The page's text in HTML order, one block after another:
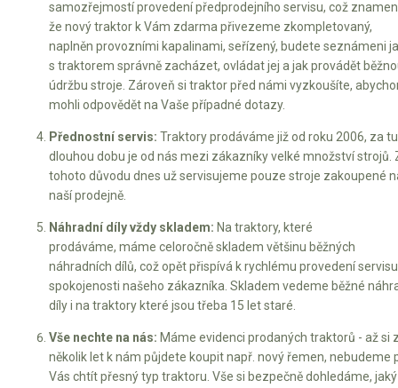
samozřejmostí provedení předprodejního servisu, což
že nový traktor k Vám zdarma přivezeme zkompletovaný,
naplněn provozními kapalinami, seřízený, budete seznámeni
s traktorem správně zacházet, ovládat jej a jak provádět
údržbu stroje. Zároveň si traktor před námi vyzkoušíte,
mohli odpovědět na Vaše případné dotazy.
Přednostní servis: Traktory prodáváme již od roku 2006, za
dlouhou dobu je od nás mezi zákazníky velké množství strojů.
tohoto důvodu dnes už servisujeme pouze stroje zakoupené
naší prodejně.
Náhradní díly vždy skladem: Na traktory, které
prodáváme, máme celoročně skladem většinu běžných
náhradních dílů, což opět přispívá k rychlému provedení
spokojenosti našeho zákazníka. Skladem vedeme běžné
díly i na traktory které jsou třeba 15 let staré.
Vše nechte na nás: Máme evidenci prodaných traktorů - až si
několik let k nám půjdete koupit např. nový řemen, nebudeme
Vás chtít přesný typ traktoru. Vše si bezpečně dohledáme, jaký